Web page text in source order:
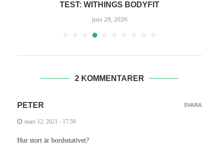
TEST: WITHINGS BODYFIT
juni 29, 2026
2 KOMMENTARER
PETER
mars 12, 2021 - 17:59
Hur stort är bordsstativet?
SVARA